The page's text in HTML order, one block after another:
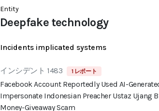
Entity
Deepfake technology
Incidents implicated systems
インシデント 1483 1 レポート
Facebook Account Reportedly Used AI-
Impersonate Indonesian Preacher Ustaz Ujang
Money-Giveaway Scam